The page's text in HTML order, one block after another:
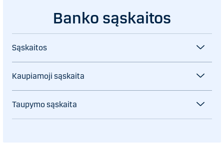
Banko sąskaitos
Sąskaitos
Kaupiamoji sąskaita
Taupymo sąskaita